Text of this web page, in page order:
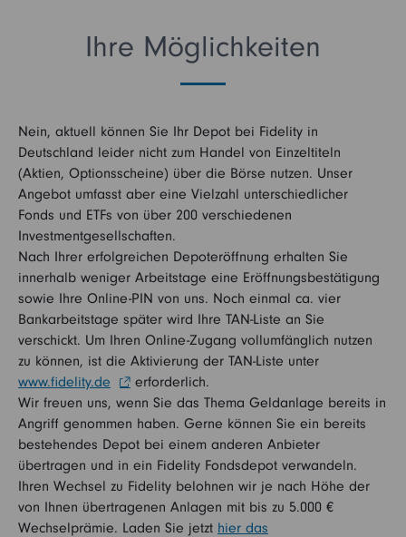
Ihre Möglichkeiten
Nein, aktuell können Sie Ihr Depot bei Fidelity in
Deutschland leider nicht zum Handel von Einzeltiteln
(Aktien, Optionsscheine) über die Börse nutzen. Unser
Angebot umfasst aber eine Vielzahl unterschiedlicher
Fonds und ETFs von über 200 verschiedenen
Investmentgesellschaften.
Nach Ihrer erfolgreichen Depoteröffnung erhalten Sie
innerhalb weniger Arbeitstage eine Eröffnungsbestätigung
sowie Ihre Online-PIN von uns. Noch einmal ca. vier
Bankarbeitstage später wird Ihre TAN-Liste an Sie
verschickt. Um Ihren Online-Zugang vollumfänglich nutzen
zu können, ist die Aktivierung der TAN-Liste unter
www.fidelity.de
erforderlich.
Wir freuen uns, wenn Sie das Thema Geldanlage bereits in
Angriff genommen haben. Gerne können Sie ein bereits
bestehendes Depot bei einem anderen Anbieter
übertragen und in ein Fidelity Fondsdepot verwandeln.
Ihren Wechsel zu Fidelity belohnen wir je nach Höhe der
von Ihnen übertragenen Anlagen mit bis zu 5.000 €
Wechselprämie. Laden Sie jetzt hier das